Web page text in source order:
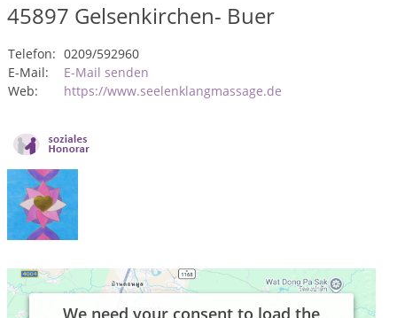
45897 Gelsenkirchen- Buer
Telefon: 0209/592960
E-Mail:
E-Mail senden
Web:
https://www.seelenklangmassage.de
We need your consent to load the